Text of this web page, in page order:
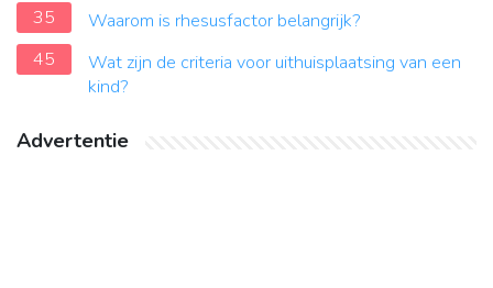
35
Waarom is rhesusfactor belangrijk?
45
Wat zijn de criteria voor uithuisplaatsing van een
kind?
Advertentie